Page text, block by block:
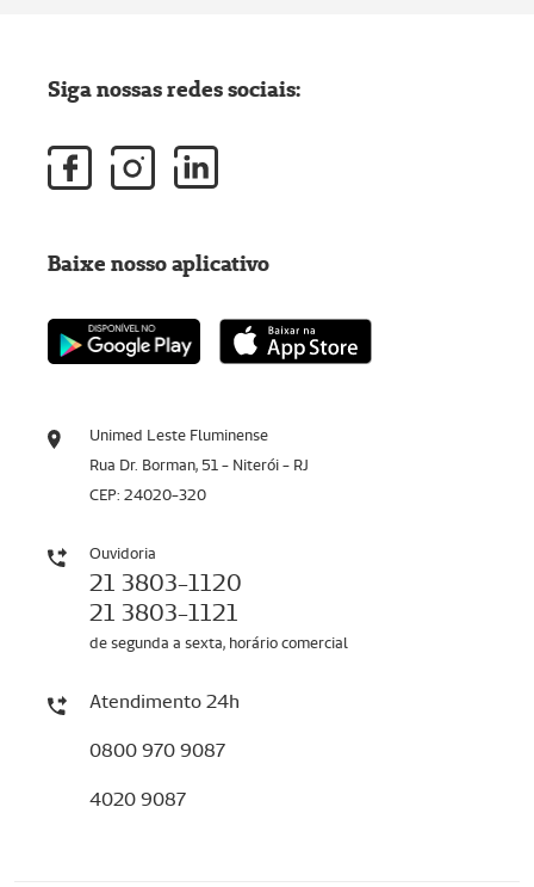
Unimed Leste Fluminense
Rua Dr. Borman, 51 - Niterói - RJ
CEP: 24020-320
Ouvidoria
21 3803-1120
21 3803-1121
de segunda a sexta, horário comercial
Atendimento 24h
0800 970 9087
4020 9087
Siga nossas redes sociais:
Baixe nosso aplicativo